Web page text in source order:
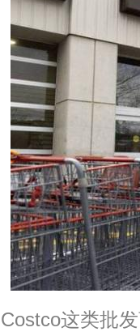
Costco这类批